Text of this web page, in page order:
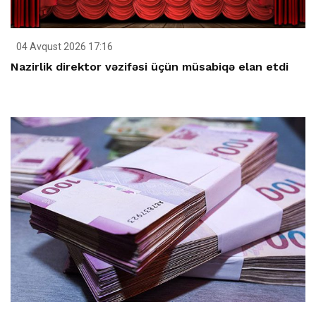
04 Avqust 2026 17:16
Nazirlik direktor vəzifəsi üçün müsabiqə elan etdi